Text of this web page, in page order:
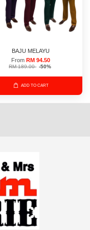
BAJU MELAYU
FromRM 94.50
RM 189.00 -50%
ADD TO CART